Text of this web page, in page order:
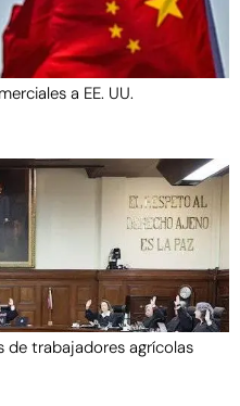
a EE. UU.
de trabajadores agrícolas